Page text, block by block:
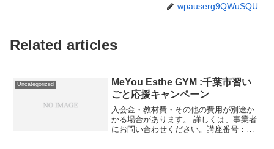
wpauserg9QWuSQU
Related articles
Uncategorized
MeYou Esthe GYM :千葉市習い
ごと応援キャンペーン
入会金・教材費・その他の費用が別途か
かる場合があります。 詳しくは、事業者
にお問い合わせください。講座番号：